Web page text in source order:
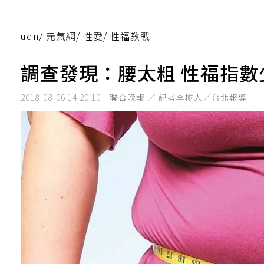
udn/ 元氣網/ 性愛/ 性福教戰
調查發現：腰太粗 性福指
2018-08-06 14:20:10 聯合晚報 ／ 記者李樹人╱台北報導